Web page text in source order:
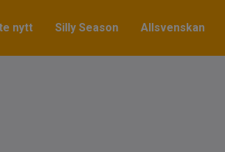
nytt Silly Season Allsvenskan